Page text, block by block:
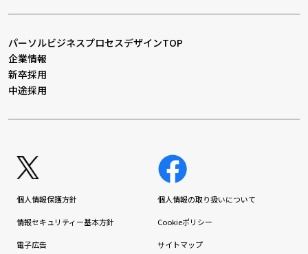
パーソルビジネスプロセスデザインTOP
企業情報
新卒採用
中途採用
個人情報保護方針 個人情報の取り扱いについて
情報セキュリティー基本方針 Cookieポリシー
電子広告 サイトマップ